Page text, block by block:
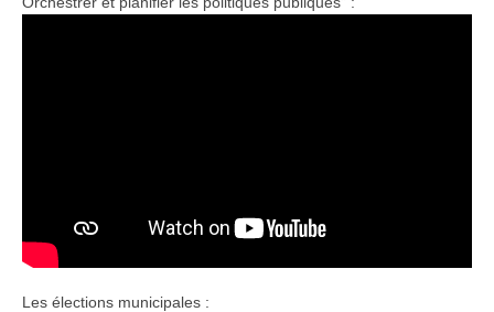
Les élections municipales :